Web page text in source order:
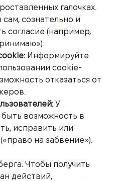
галочках.
сознательно и
согласие (например,
Информируйте
cookie-
отказаться от
У
возможность в
исправить или
на забвение»).
Чтобы получить
действий,